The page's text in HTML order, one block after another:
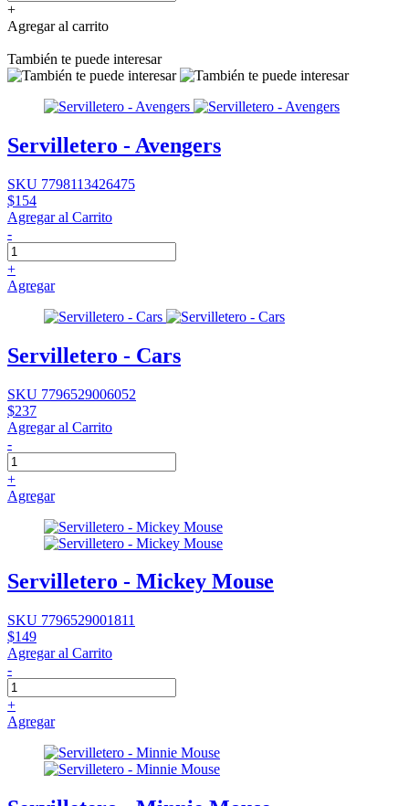
+
Agregar al carrito
También te puede interesar
Servilletero - Avengers
SKU 7798113426475
$154
Agregar al Carrito
-
+
Agregar
Servilletero - Cars
SKU 7796529006052
$237
Agregar al Carrito
-
+
Agregar
Servilletero - Mickey Mouse
SKU 7796529001811
$149
Agregar al Carrito
-
+
Agregar